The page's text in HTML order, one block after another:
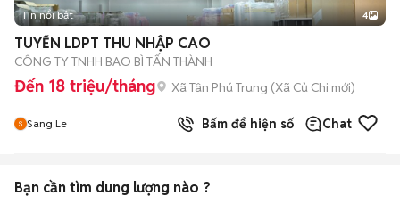
Tin nổi bật 4
TUYỂN LDPT THU NHẬP CAO
CÔNG TY TNHH BAO BÌ TẤN THÀNH
Đến 18 triệu/tháng Xã Tân Phú Trung (Xã Củ Chi mới)
Sang Le Bấm để hiện số Chat
Bạn cần tìm dung lượng nào ?